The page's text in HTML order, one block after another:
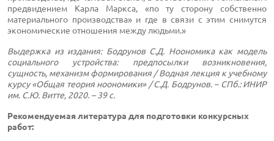
предвидением Карла Маркса, «по ту сторону собственно
материального производства» и где в связи с этим снимутся
экономические отношения между людьми.»
Выдержка из издания: Бодрунов С.Д. Ноономика как модель
социального устройства: предпосылки возникновения,
сущность, механизм формирования / Водная лекция к учебному
курсу «Общая теория ноономики» / С.Д. Бодрунов. – СПб.: ИНИР
им. С.Ю. Витте, 2020. – 39 с.
Рекомендуемая литература для подготовки конкурсных
работ: